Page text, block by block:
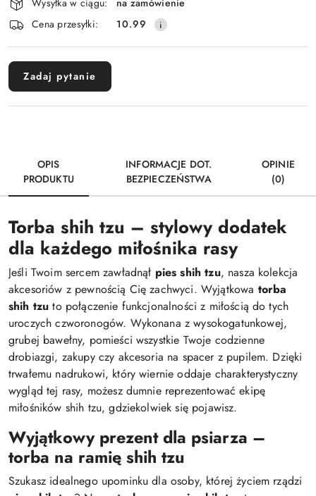
i
dostawa
Wysyłka w ciągu:
na zamówienie
Cena przesyłki:
10.99
Zadaj pytanie
OPIS
PRODUKTU
INFORMACJE DOT.
BEZPIECZEŃSTWA
OPINIE
(0)
Torba shih tzu – stylowy dodatek
dla każdego miłośnika rasy
Jeśli Twoim sercem zawładnął pies shih tzu, nasza kolekcja
akcesoriów z pewnością Cię zachwyci. Wyjątkowa torba
shih tzu to połączenie funkcjonalności z miłością do tych
uroczych czworonogów. Wykonana z wysokogatunkowej,
grubej bawełny, pomieści wszystkie Twoje codzienne
drobiazgi, zakupy czy akcesoria na spacer z pupilem. Dzięki
trwałemu nadrukowi, który wiernie oddaje charakterystyczny
wygląd tej rasy, możesz dumnie reprezentować ekipę
miłośników shih tzu, gdziekolwiek się pojawisz.
Wyjątkowy prezent dla psiarza –
torba na ramię shih tzu
Szukasz idealnego upominku dla osoby, której życiem rządzi